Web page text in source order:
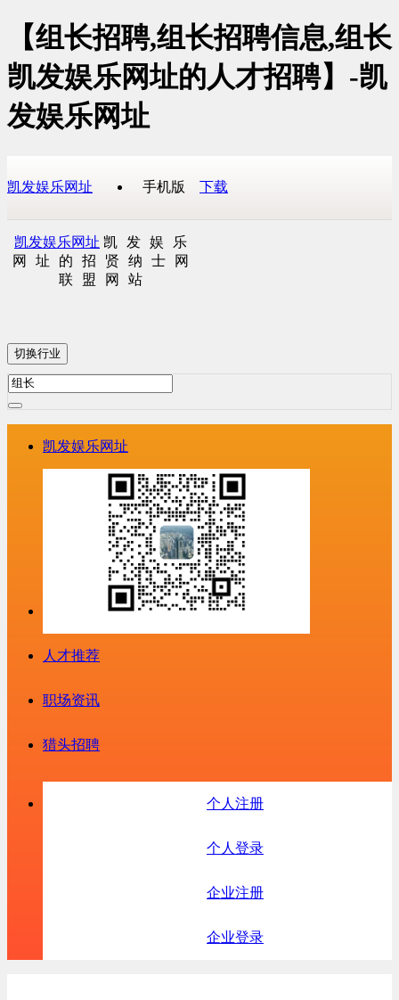
【组长招聘,组长招聘信息,组长
凯发娱乐网址的人才招聘】-凯
发娱乐网址
凯发娱乐网址 手机版 下载
凯发娱乐网址 凯发娱乐
网址的招贤纳士网
联盟网站
切换行业
凯发娱乐网址
人才推荐
职场资讯
猎头招聘
个人注册
个人登录
企业注册
企业登录